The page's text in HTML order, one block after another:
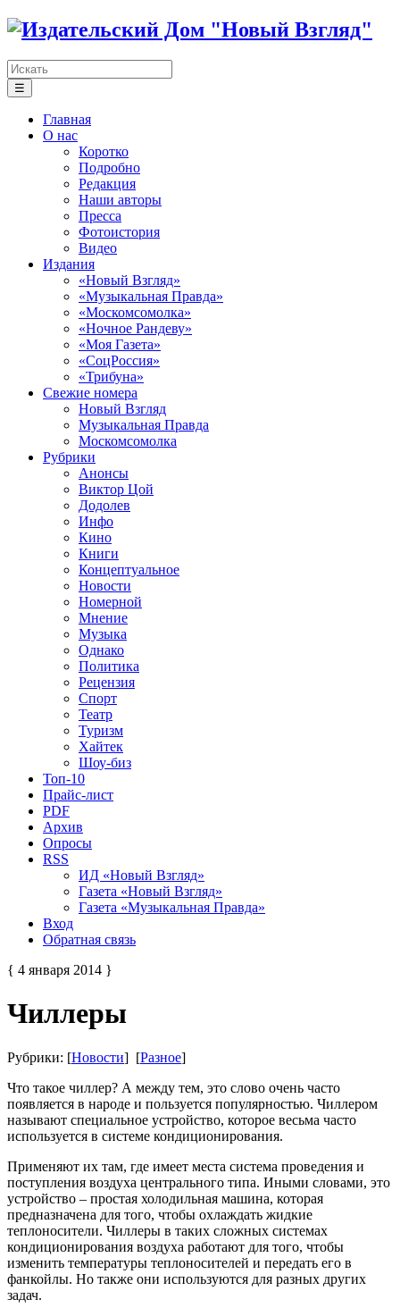
☰
Главная
О нас
Коротко
Подробно
Редакция
Наши авторы
Пресса
Фотоистория
Видео
Издания
«Новый Взгляд»
«Музыкальная Правда»
«Москомсомолка»
«Ночное Рандеву»
«Моя Газета»
«СоцРоссия»
«Трибуна»
Свежие номера
Новый Взгляд
Музыкальная Правда
Москомсомолка
Рубрики
Анонсы
Виктор Цой
Додолев
Инфо
Кино
Книги
Концептуальное
Новости
Номерной
Мнение
Музыка
Однако
Политика
Рецензия
Спорт
Театр
Туризм
Хайтек
Шоу-биз
Топ-10
Прайс-лист
PDF
Архив
Опросы
RSS
ИД «Новый Взгляд»
Газета «Новый Взгляд»
Газета «Музыкальная Правда»
Вход
Обратная связь
{ 4 января 2014 }
Чиллеры
Рубрики: [Новости] [Разное]
Что такое чиллер? А между тем, это слово очень часто
появляется в народе и пользуется популярностью. Чиллером
называют специальное устройство, которое весьма часто
используется в системе кондиционирования.
Применяют их там, где имеет места система проведения и
поступления воздуха центрального типа. Иными словами, это
устройство – простая холодильная машина, которая
предназначена для того, чтобы охлаждать жидкие
теплоносители. Чиллеры в таких сложных системах
кондиционирования воздуха работают для того, чтобы
изменить температуры теплоносителей и передать его в
фанкойлы. Но также они используются для разных других
задач.